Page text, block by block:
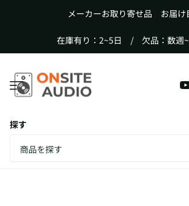
メーカーお取り寄せ品 お届け
在庫有り：2~5日 / 欠品：数週~
探す